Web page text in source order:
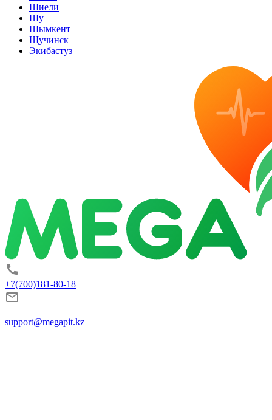
Шиели
Шу
Шымкент
Щучинск
Экибастуз
+7(700)181-80-18
support@megapit.kz